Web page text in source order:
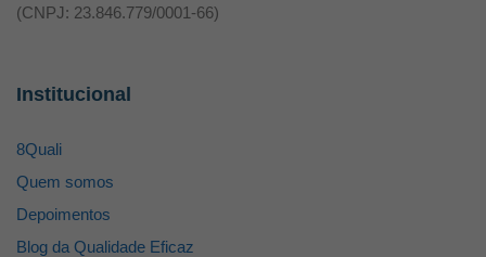
(CNPJ: 23.846.779/0001-66)
Institucional
8Quali
Quem somos
Depoimentos
Blog da Qualidade Eficaz